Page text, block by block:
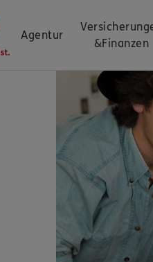
Agentur
&Finanzen